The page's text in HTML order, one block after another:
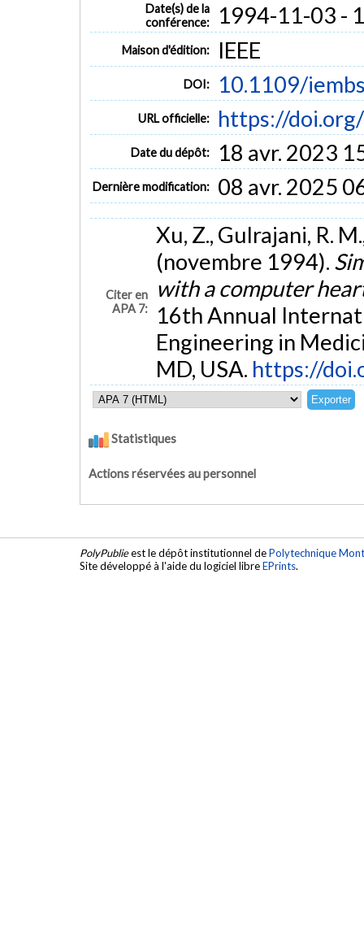
Date(s) de la
conférence:
1994-11-03 -
Maison d'édition: IEEE
DOI: 10.1109/
URL officielle: https://
Date du dépôt: 18 avr. 2023
Dernière modification: 08 avr. 2025
Citer en
APA 7:
Xu, Z., Gulrajani, R.
(novembre 1994).
with a computer
16th Annual
Engineering in
MD, USA. https://
Statistiques
Actions réservées au personnel
PolyPublieest le dépôt institutionnel dePolytechnique
Site développé à l'aide du logiciel libreEPrints.